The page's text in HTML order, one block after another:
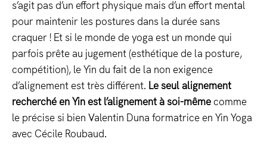
s’agit pas d’un effort physique mais d’un effort mental
pour maintenir les postures dans la durée sans
craquer ! Et si le monde de yoga est un monde qui
parfois prête au jugement (esthétique de la posture,
compétition), le Yin du fait de la non exigence
d’alignement est très différent. Le seul alignement
recherché en Yin est l’alignement à soi-même comme
le précise si bien Valentin Duna formatrice en Yin Yoga
avec Cécile Roubaud.